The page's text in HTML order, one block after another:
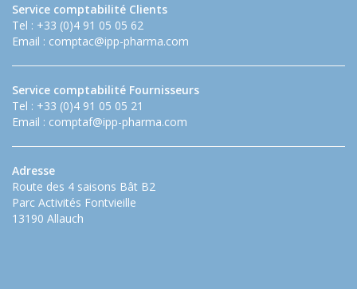
Service comptabilité Clients
Tel : +33 (0)4 91 05 05 62
Email : comptac@ipp-pharma.com
Service comptabilité Fournisseurs
Tel : +33 (0)4 91 05 05 21
Email : comptaf@ipp-pharma.com
Adresse
Route des 4 saisons Bât B2
Parc Activités Fontvieille
13190 Allauch